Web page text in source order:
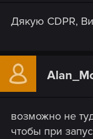
Дякую CDPR,
возможно не
чтобы при